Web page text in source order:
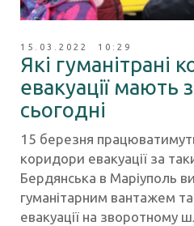
15.03.2022 10:29
Які гуманітрані
евакуації мають
сьогодні
15 березня
коридори евакуації за
Бердянська в Маріуполь
гуманітарним вантажем
евакуації на зворотному